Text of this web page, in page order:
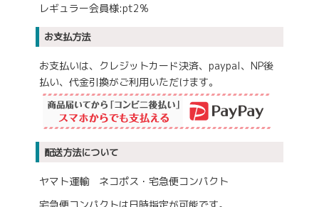
レギュラー会員様:pt2%
お支払方法
お支払いは、クレジットカード決済、paypal、NP後
払い、代金引換がご利用いただけます。
配送方法について
ヤマト運輸 ネコポス・宅急便コンパクト